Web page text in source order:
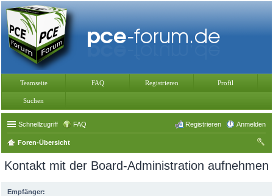
Teamseite FAQ Registrieren Profil
Suchen
Schnellzugriff FAQ Anmelden
Registrieren
Foren-Übersicht
he
Kontakt mit der Board-Administration aufnehmen
Empfänger: